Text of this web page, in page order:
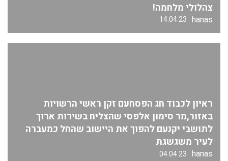
צהלולי מלחמה!
hanas
14.04.23
ראיון לכבוד חג הפסחעם זקן ראשי הרשויות
באזור,מר סימון אלפסי שהצליח בשירות ארוך
לתושבי יקנעם להפוך את היישוב שהחל כמעברה
לעיר משגשגת
hanas
04.04.23